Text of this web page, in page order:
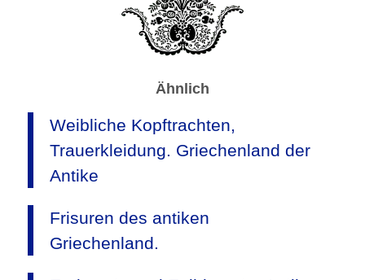
Ähnlich
Weibliche Kopftrachten,
Trauerkleidung. Griechenland der
Antike
Frisuren des antiken
Griechenland.